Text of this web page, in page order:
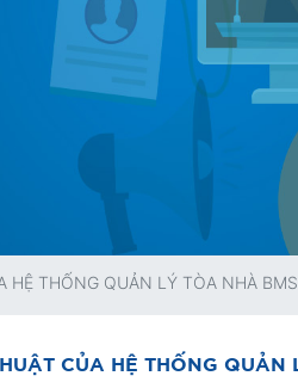
HỆ THỐNG QUẢN LÝ TÒA NHÀ BMS
CỦA HỆ THỐNG QUẢN